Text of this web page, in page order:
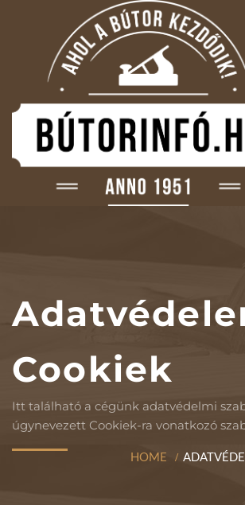
Cookiek
Itt található a cégünk adatvédelmi
úgynevezett Cookiek-ra vonatkozó
HOME